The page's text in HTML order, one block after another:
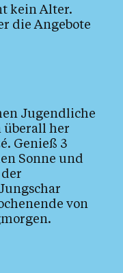
kein Alter.
die Angebote
Jugendliche
überall her
Genieß 3
Sonne und
von